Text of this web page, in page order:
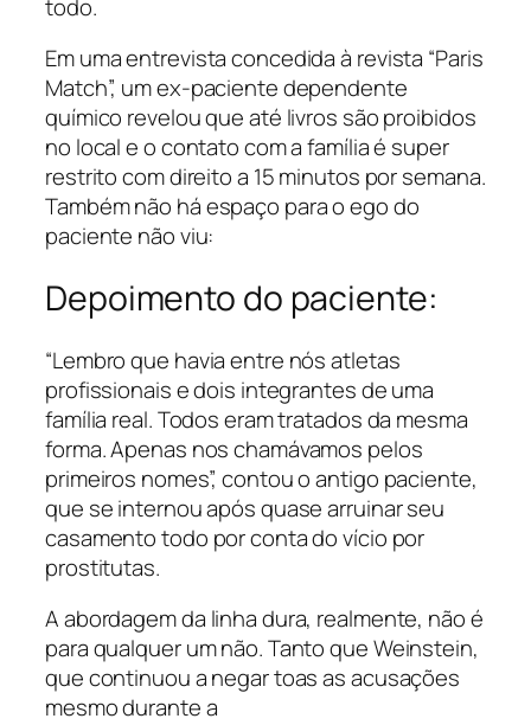
todo.
Em uma entrevista concedida à revista “Paris
Match”, um ex-paciente dependente
químico revelou que até livros são proibidos
no local e o contato com a família é super
restrito com direito a 15 minutos por semana.
Também não há espaço para o ego do
paciente não viu:
Depoimento do paciente:
“Lembro que havia entre nós atletas
profissionais e dois integrantes de uma
família real. Todos eram tratados da mesma
forma. Apenas nos chamávamos pelos
primeiros nomes”, contou o antigo paciente,
que se internou após quase arruinar seu
casamento todo por conta do vício por
prostitutas.
A abordagem da linha dura, realmente, não é
para qualquer um não. Tanto que Weinstein,
que continuou a negar toas as acusações
mesmo durante a